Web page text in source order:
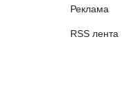
Реклама
RSS лента